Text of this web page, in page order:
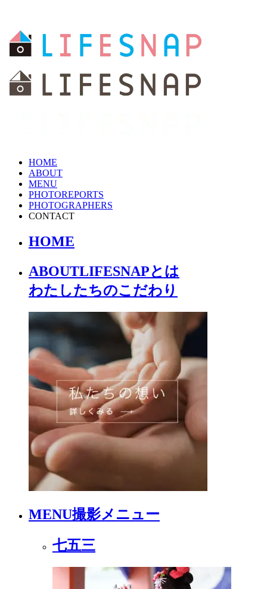
HOME
ABOUT
MENU
PHOTOREPORTS
PHOTOGRAPHERS
CONTACT
HOME
ABOUTLIFESNAPとは
わたしたちのこだわり
MENU撮影メニュー
七五三